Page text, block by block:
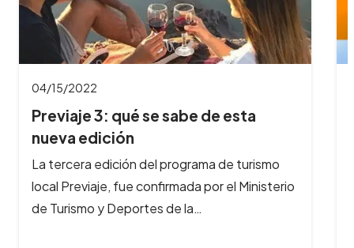
04/15/2022
Previaje 3: qué se sabe de esta
nueva edición
La tercera edición del programa de turismo
local Previaje, fue confirmada por el Ministerio
de Turismo y Deportes de la…